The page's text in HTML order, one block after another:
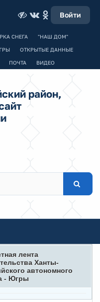
Войти
СНЕГА "НАШ ДОМ"
ОТКРЫТЫЕ ДАННЫЕ
ПОЧТА ВИДЕО
район,
лента
Ханты-
автономного
- Югры